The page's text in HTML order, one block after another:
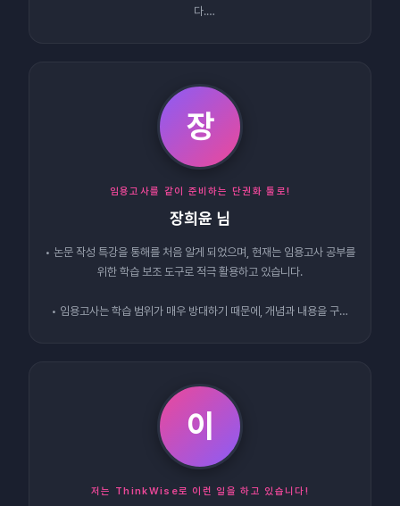
다.
장
임용고사를 같이 준비하는 단권화 툴로!
장희윤 님
• 논문 작성 특강을 통해를 처음 알게 되었으며, 현재는 임용고사 공부를
위한 학습 보조 도구로 적극 활용하고 있습니다.
• 임용고사는 학습 범위가 매우 방대하기 때문에, 개념과 내용을 구조
이
저는 ThinkWise로 이런 일을 하고 있습니다!